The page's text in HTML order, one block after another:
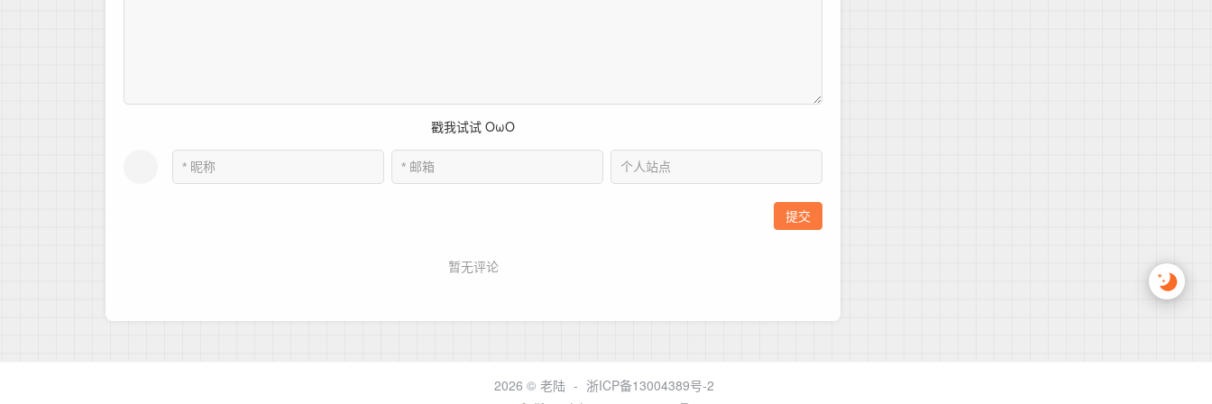
2026 © 老陆 - 浙ICP备13004389号-2